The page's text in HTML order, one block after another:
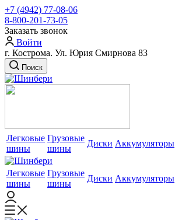
+7 (4942) 77-08-06
8-800-201-73-05
Заказать звонок
Войти
г. Кострома. Ул. Юрия Смирнова 83
Поиск
Легковые
шины
Грузовые
шины
Диски Аккумуляторы
Легковые
шины
Грузовые
шины
Диски Аккумуляторы